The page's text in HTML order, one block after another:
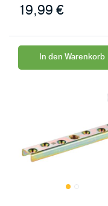
19,99 €
In den Warenkorb